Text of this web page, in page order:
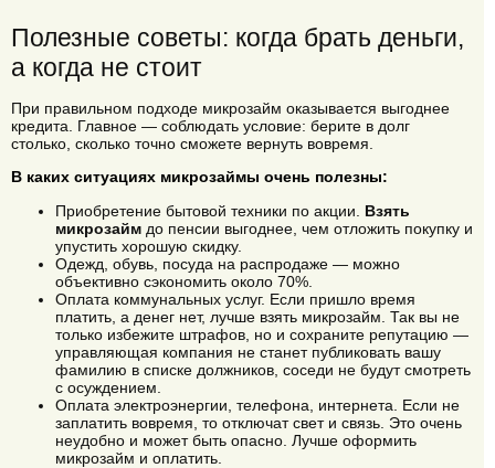
Полезные советы: когда брать деньги,
а когда не стоит
При правильном подходе микрозайм оказывается выгоднее
кредита. Главное — соблюдать условие: берите в долг
столько, сколько точно сможете вернуть вовремя.
В каких ситуациях микрозаймы очень полезны:
Приобретение бытовой техники по акции. Взять
микрозайм до пенсии выгоднее, чем отложить покупку и
упустить хорошую скидку.
Одежд, обувь, посуда на распродаже — можно
объективно сэкономить около 70%.
Оплата коммунальных услуг. Если пришло время
платить, а денег нет, лучше взять микрозайм. Так вы не
только избежите штрафов, но и сохраните репутацию —
управляющая компания не станет публиковать вашу
фамилию в списке должников, соседи не будут смотреть
с осуждением.
Оплата электроэнергии, телефона, интернета. Если не
заплатить вовремя, то отключат свет и связь. Это очень
неудобно и может быть опасно. Лучше оформить
микрозайм и оплатить.